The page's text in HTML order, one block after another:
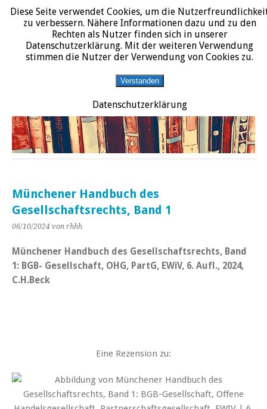
START DATENSCHUTZERKLÄRUNG IMPRESSUM ÜBER JURALIT
JURALIT
Rezensionen juristischer Literatur
Münchener Handbuch des
Gesellschaftsrechts, Band 1
06/10/2024 von rhhh
Münchener Handbuch des Gesellschaftsrechts, Band
1: BGB- Gesellschaft, OHG, PartG, EWiV, 6. Aufl., 2024,
C.H.Beck
Eine Rezension zu:
Diese Seite verwendet Cookies, um die
zu verbessern. Nähere Informationen dazu und zu den
Rechten als Nutzer finden sich in unserer
Datenschutzerklärung. Mit der weiteren Verwendung
stimmen die Nutzer der Verwendung von Cookies zu.
Verstanden
Datenschutzerklärung